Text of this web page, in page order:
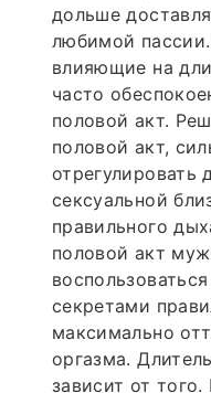
дольше
любимой
влияющие на
часто
половой акт.
половой акт,
отрегулировать
сексуальной
правильного
половой акт
секретами
максимально
оргазма.
зависит от